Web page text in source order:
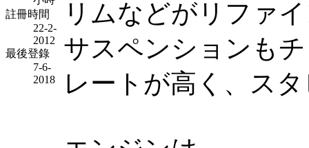
註冊時間
22-2-
2012
最後登錄
7-6-
2018
リムなどがリファ
サスペンションも
レートが高く、ス